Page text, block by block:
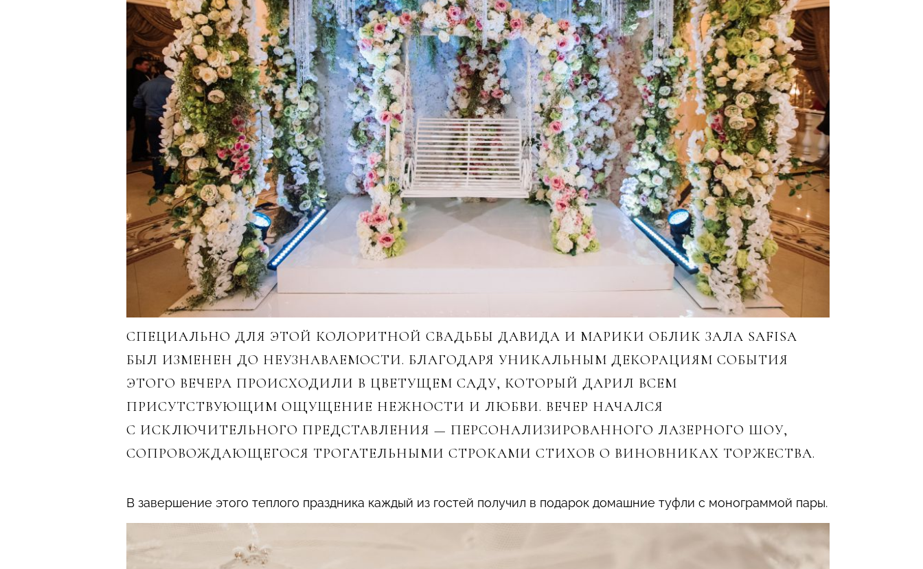
СПЕЦИАЛЬНО ДЛЯ ЭТОЙ КОЛОРИТНОЙ СВАДЬБЫ ДАВИДА И МАРИКИ ОБЛИК ЗАЛА SAFISA
БЫЛ ИЗМЕНЕН ДО НЕУЗНАВАЕМОСТИ. БЛАГОДАРЯ УНИКАЛЬНЫМ ДЕКОРАЦИЯМ СОБЫТИЯ
ЭТОГО ВЕЧЕРА ПРОИСХОДИЛИ В ЦВЕТУЩЕМ САДУ, КОТОРЫЙ ДАРИЛ ВСЕМ
ПРИСУТСТВУЮЩИМ ОЩУЩЕНИЕ НЕЖНОСТИ И ЛЮБВИ. ВЕЧЕР НАЧАЛСЯ
С ИСКЛЮЧИТЕЛЬНОГО ПРЕДСТАВЛЕНИЯ — ПЕРСОНАЛИЗИРОВАННОГО ЛАЗЕРНОГО ШОУ,
СОПРОВОЖДАЮЩЕГОСЯ ТРОГАТЕЛЬНЫМИ СТРОКАМИ СТИХОВ О ВИНОВНИКАХ ТОРЖЕСТВА.
В завершение этого теплого праздника каждый из гостей получил в подарок домашние туфли с монограммой пары.